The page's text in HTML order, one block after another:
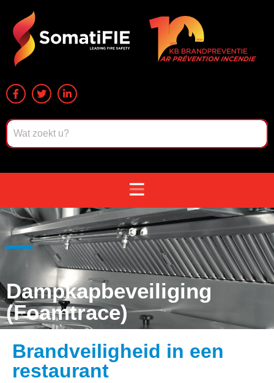
Dampkapbeveiliging
(Foamtrace)
Brandveiligheid in een
restaurant